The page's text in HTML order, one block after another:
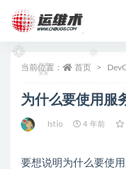
当前位置： 首页
为什么要使用服
Istio 4 年前
要想说明为什么要使